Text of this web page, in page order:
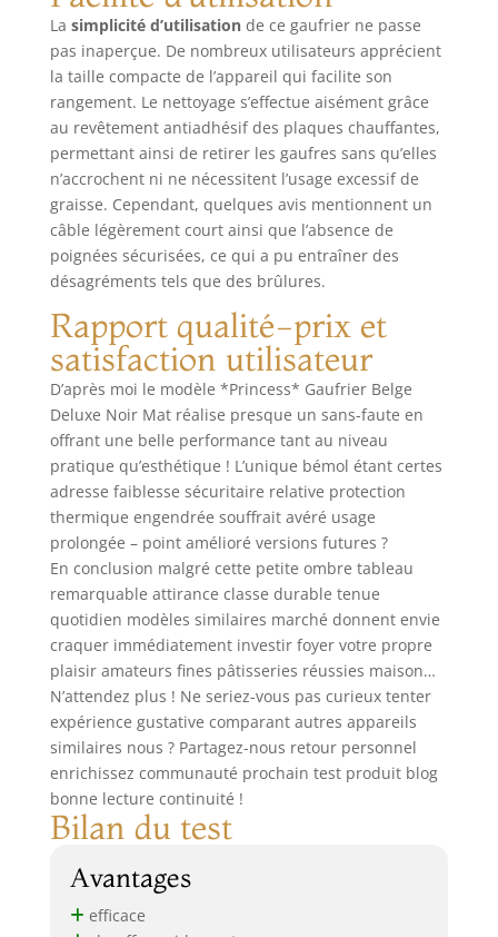
inclus: Gaufrier
belge Princess
Deluxe
La simplicité d’utilisationde ce gaufrier ne passe
pas inaperçue. De nombreux utilisateurs apprécient
la taille compacte de l’appareil qui facilite son
rangement. Le nettoyage s’effectue aisément grâce
au revêtement antiadhésif des plaques chauffantes,
permettant ainsi de retirer les gaufres sans qu’elles
n’accrochent ni ne nécessitent l’usage excessif de
graisse. Cependant, quelques avis mentionnent un
câble légèrement court ainsi que l’absence de
poignées sécurisées, ce qui a pu entraîner des
désagréments tels que des brûlures.
Rapport qualité-prix et
satisfaction utilisateur
D’après moi le modèle *Princess* Gaufrier Belge
Deluxe Noir Mat réalise presque un sans-faute en
offrant une belle performance tant au niveau
pratique qu’esthétique ! L’unique bémol étant certes
adresse faiblesse sécuritaire relative protection
thermique engendrée souffrait avéré usage
prolongée – point amélioré versions futures ?
En conclusion malgré cette petite ombre tableau
remarquable attirance classe durable tenue
quotidien modèles similaires marché donnent envie
craquer immédiatement investir foyer votre propre
plaisir amateurs fines pâtisseries réussies maison…
N’attendez plus ! Ne seriez-vous pas curieux tenter
expérience gustative comparant autres appareils
similaires nous ? Partagez-nous retour personnel
enrichissez communauté prochain test produit blog
bonne lecture continuité !
Bilan du test
Avantages
efficace